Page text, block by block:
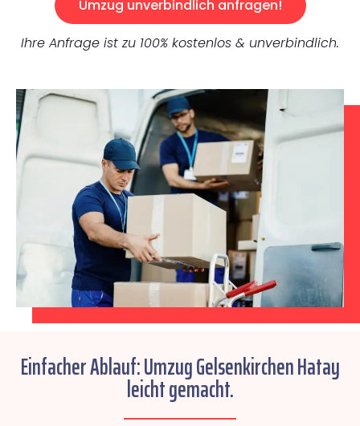
Umzug unverbindlich anfragen!
Ihre Anfrage ist zu 100% kostenlos & unverbindlich.
Einfacher Ablauf: Umzug Gelsenkirchen Hatay
leicht gemacht.